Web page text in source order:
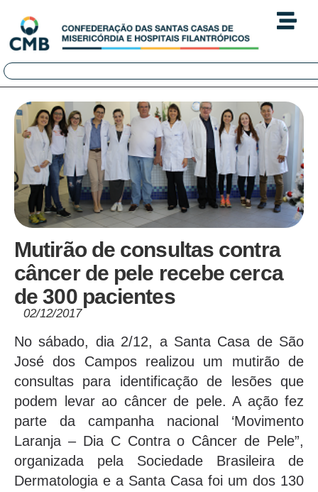
Mutirão de consultas contra
câncer de pele recebe cerca
de 300 pacientes
02/12/2017
No sábado, dia 2/12, a Santa Casa de São
José dos Campos realizou um mutirão de
consultas para identificação de lesões que
podem levar ao câncer de pele. A ação fez
parte da campanha nacional ‘Movimento
Laranja – Dia C Contra o Câncer de Pele”,
organizada pela Sociedade Brasileira de
Dermatologia e a Santa Casa foi um dos 130